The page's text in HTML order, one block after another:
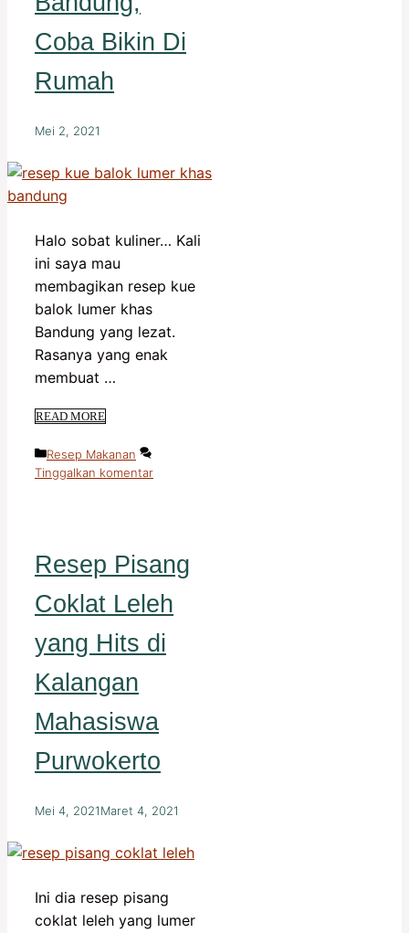
Coba Bikin Di
Rumah
Mei 2, 2021
Halo sobat kuliner… Kali
ini saya mau
membagikan resep kue
balok lumer khas
Bandung yang lezat.
Rasanya yang enak
membuat …
READ MORE
Kategori
Resep Makanan
Tinggalkan komentar
Resep Pisang
Coklat Leleh
yang Hits di
Kalangan
Mahasiswa
Purwokerto
Mei 4, 2021Maret 4, 2021
Ini dia resep pisang
coklat leleh yang lumer